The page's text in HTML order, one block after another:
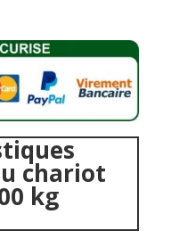
chariot
kg